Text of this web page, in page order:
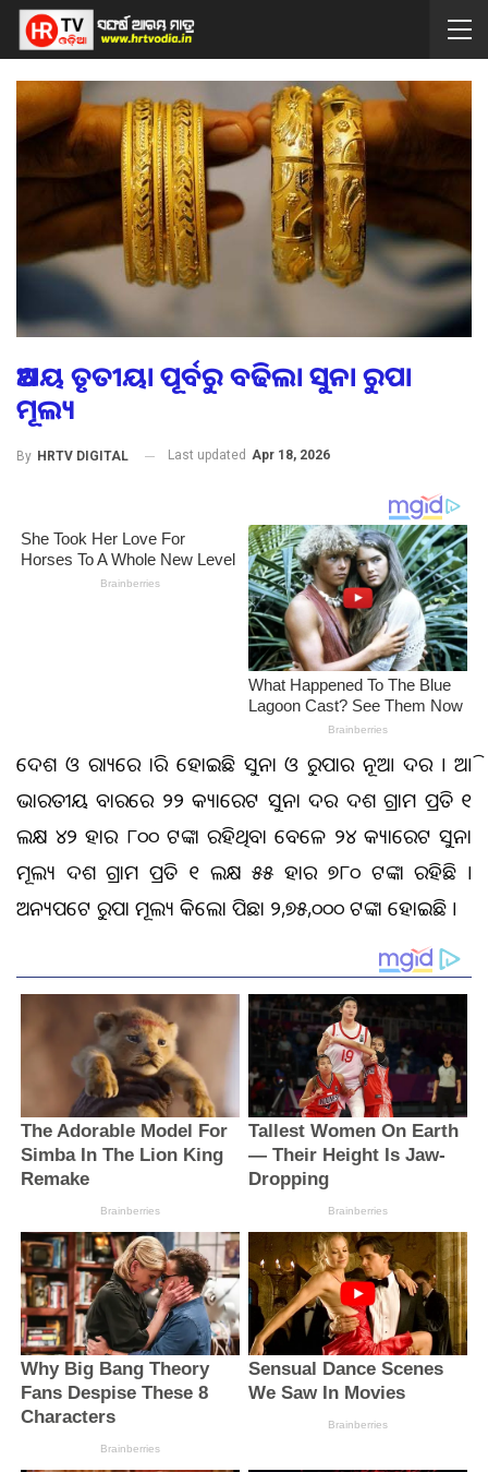
ଅକ୍ଷୟ ତୃତୀୟା ପୂର୍ବରୁ ବଢିଲା ସୁନା ରୁପା
ମୂଲ୍ୟ
By HRTV DIGITAL Last updated Apr 18, 2026
ଦେଶ ଓ ରାଜ୍ୟରେ ଜାରି ହୋଇଛି ସୁନା ଓ ରୁପାର ନୂଆ ଦର । ଆଜି
ଭାରତୀୟ ବଜାରରେ ୨୨ କ୍ୟାରେଟ ସୁନା ଦର ଦଶ ଗ୍ରାମ ପ୍ରତି ୧
ଲକ୍ଷ ୪୨ ହଜାର ୮୦୦ ଟଙ୍କା ରହିଥିବା ବେଳେ ୨୪ କ୍ୟାରେଟ ସୁନା
ମୂଲ୍ୟ ଦଶ ଗ୍ରାମ ପ୍ରତି ୧ ଲକ୍ଷ ୫୫ ହଜାର ୭୮୦ ଟଙ୍କା ରହିଛି ।
ଅନ୍ୟପଟେ ରୁପା ମୂଲ୍ୟ କିଲୋ ପିଛା ୨,୭୫,୦୦୦ ଟଙ୍କା ହୋଇଛି ।